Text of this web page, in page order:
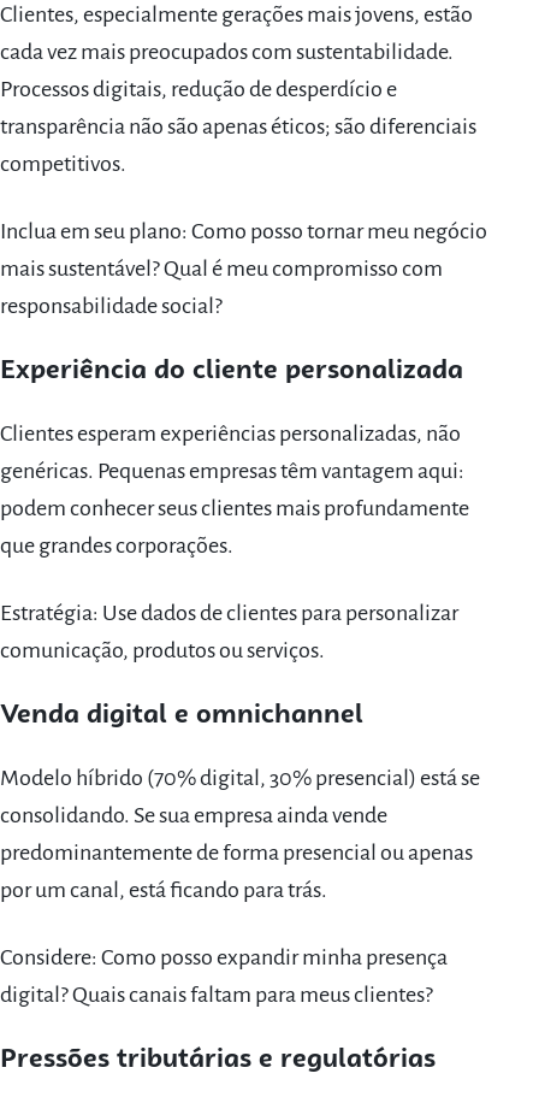
Clientes, especialmente gerações mais jovens, estão
cada vez mais preocupados com sustentabilidade.
Processos digitais, redução de desperdício e
transparência não são apenas éticos; são diferenciais
competitivos.
Inclua em seu plano: Como posso tornar meu negócio
mais sustentável? Qual é meu compromisso com
responsabilidade social?
Experiência do cliente personalizada
Clientes esperam experiências personalizadas, não
genéricas. Pequenas empresas têm vantagem aqui:
podem conhecer seus clientes mais profundamente
que grandes corporações.
Estratégia: Use dados de clientes para personalizar
comunicação, produtos ou serviços.
Venda digital e omnichannel
Modelo híbrido (70% digital, 30% presencial) está se
consolidando. Se sua empresa ainda vende
predominantemente de forma presencial ou apenas
por um canal, está ficando para trás.
Considere: Como posso expandir minha presença
digital? Quais canais faltam para meus clientes?
Pressões tributárias e regulatórias